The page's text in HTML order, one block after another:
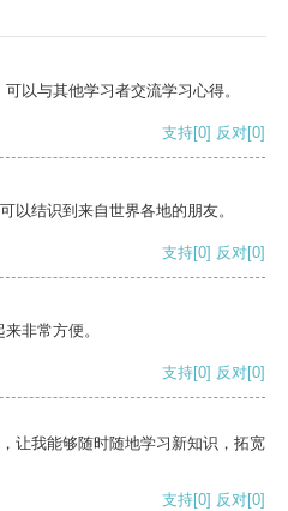
以与其他学习者交流学习心得。
支持[0] 反对[0]
以结识到来自世界各地的朋友。
支持[0] 反对[0]
非常方便。
支持[0] 反对[0]
让我能够随时随地学习新知识，拓宽
支持[0] 反对[0]